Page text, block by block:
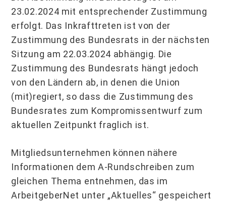
23.02.2024 mit entsprechender Zustimmung
erfolgt. Das Inkrafttreten ist von der
Zustimmung des Bundesrats in der nächsten
Sitzung am 22.03.2024 abhängig. Die
Zustimmung des Bundesrats hängt jedoch
von den Ländern ab, in denen die Union
(mit)regiert, so dass die Zustimmung des
Bundesrates zum Kompromissentwurf zum
aktuellen Zeitpunkt fraglich ist.
Mitgliedsunternehmen können nähere
Informationen dem A-Rundschreiben zum
gleichen Thema entnehmen, das im
ArbeitgeberNet unter „Aktuelles“ gespeichert